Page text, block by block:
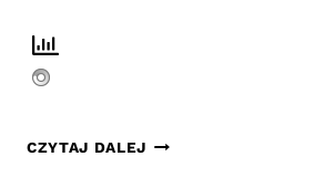
CZYTAJ DALEJ REKRUTACJA